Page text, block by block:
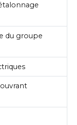
du groupe